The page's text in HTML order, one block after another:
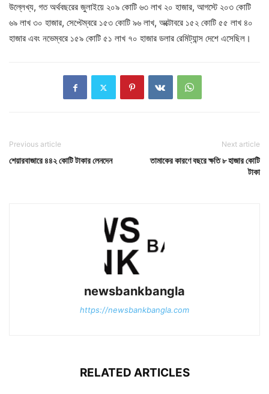
উল্লেখ্য, গত অর্থবছরের জুলাইয়ে ২০৯ কোটি ৬৩ লাখ ২০ হাজার, আগস্টে ২০৩ কোটি
৬৯ লাখ ৩০ হাজার, সেপ্টেম্বরে ১৫৩ কোটি ৯৬ লাখ, অক্টোবরে ১৫২ কোটি ৫৫ লাখ ৪০
হাজার এবং নভেম্বরে ১৫৯ কোটি ৫১ লাখ ৭০ হাজার ডলার রেমিট্যান্স দেশে এসেছিল।
Previous article
শেয়ারবাজারে ৪৪২ কোটি টাকার লেনদেন
Next article
তামাকের কারণে বছরে ক্ষতি ৮ হাজার কোটি
টাকা
newsbankbangla
https://newsbankbangla.com
RELATED ARTICLES